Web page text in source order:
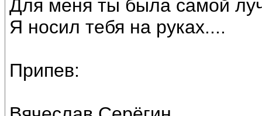
Для меня ты была самой
Я носил тебя на руках....
Припев: